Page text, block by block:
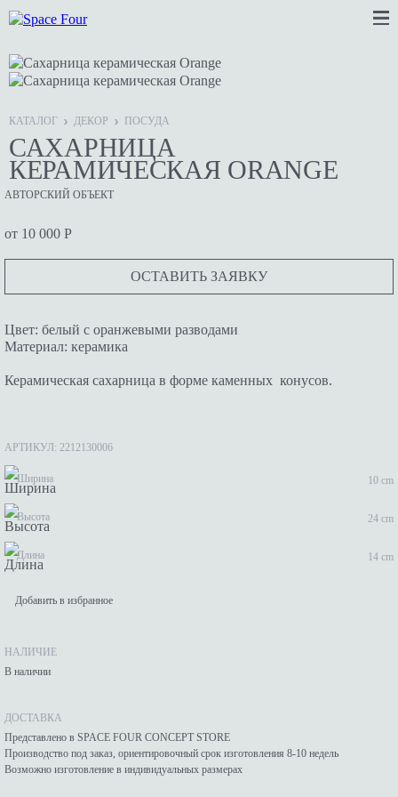
КАТАЛОГ ДЕКОР ПОСУДА
САХАРНИЦА
КЕРАМИЧЕСКАЯ ORANGE
АВТОРСКИЙ ОБЪЕКТ
от 10 000 Р
ОСТАВИТЬ ЗАЯВКУ
Цвет: белый с оранжевыми разводами
Материал: керамика
Керамическая сахарница в форме каменных конусов.
АРТИКУЛ: 2212130006
Ширина 10 cm
Высота 24 cm
Длина 14 cm
Добавить в избранное
НАЛИЧИЕ
В наличии
ДОСТАВКА
Представлено в SPACE FOUR CONCEPT STORE
Производство под заказ, ориентировочный срок изготовления 8-10 недель
Возможно изготовление в индивидуальных размерах